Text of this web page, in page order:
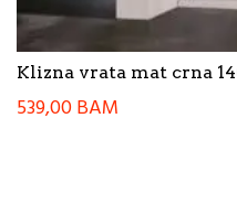
Klizna vrata mat crna
539,00BAM